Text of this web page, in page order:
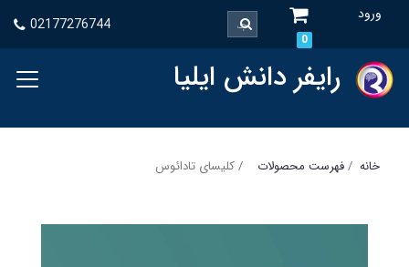
ورود
0
02177276744
رایفر دانش ایلیا
خانه فهرست محصولات کلیسای تادائوس